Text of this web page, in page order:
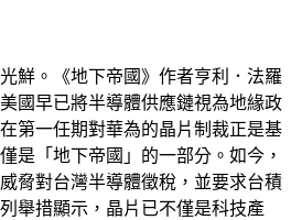
鮮。《地下帝國》作者亨利．法羅
國早已將半導體供應鏈視為地緣政
第一任期對華為的晶片制裁正是基
是「地下帝國」的一部分。如今，
脅對台灣半導體徵稅，並要求台積